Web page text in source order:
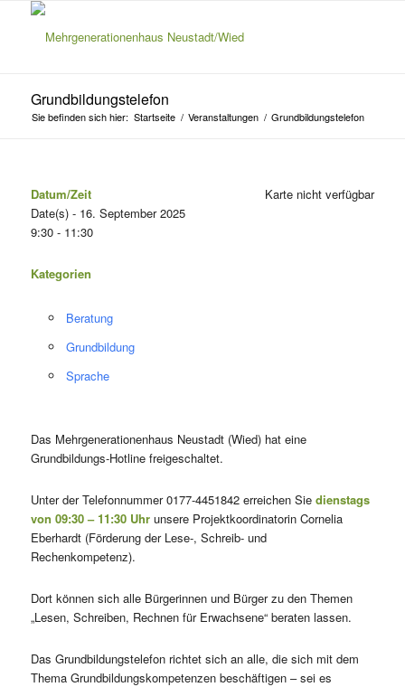
Grundbildungstelefon
Sie befinden sich hier: Startseite / Veranstaltungen / Grundbildungstelefon
Karte nicht verfügbar
Datum/Zeit
Date(s) - 16. September 2025
9:30 - 11:30
Kategorien
Beratung
Grundbildung
Sprache
Das Mehrgenerationenhaus Neustadt (Wied) hat eine
Grundbildungs-Hotline freigeschaltet.
Unter der Telefonnummer 0177-4451842 erreichen Sie dienstags
von 09:30 – 11:30 Uhrunsere Projektkoordinatorin Cornelia
Eberhardt (Förderung der Lese-, Schreib- und
Rechenkompetenz).
Dort können sich alle Bürgerinnen und Bürger zu den Themen
„Lesen, Schreiben, Rechnen für Erwachsene“ beraten lassen.
Das Grundbildungstelefon richtet sich an alle, die sich mit dem
Thema Grundbildungskompetenzen beschäftigen – sei es